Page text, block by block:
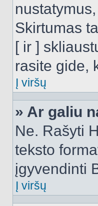
Skirtumas
[ ir ]
rasite gide,
Į viršų
» Ar galiu
Ne. Rašyti
teksto
įgyvendinti
Į viršų